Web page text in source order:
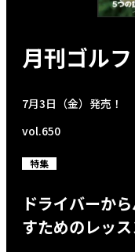
月刊ゴル
7月3日（金）発売！
vol.650
特集
ドライバーか
すためのレッ